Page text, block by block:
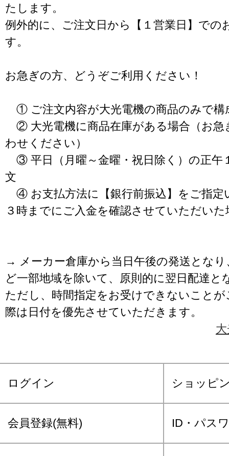
たします。
例外的に、ご注文日から【１営業日】での
す。
お急ぎの方、どうぞご利用ください！
① ご注文内容が大光電機の商品のみで構
② 大光電機に商品在庫がある場合（お急
わせください）
③ 平日（月曜～金曜・祝日除く）の正午
文
④ お支払方法に【銀行前振込】をご指定
３時までにご入金を確認させていただいた
→ メーカー倉庫から当日午後の発送となり
ど一部地域を除いて、原則的に翌日配達と
ただし、時間指定をお受けできないこと
際は日付を優先させていただきます。
ログイン ショッピ
会員登録(無料) ID・パス